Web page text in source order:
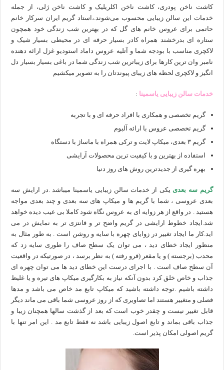
کاشت ناخن پودری، کاشت ناخن اکلریلیک و کاشت ناخن ژلی، از جمله
خدمات این سالن زیبایی محسوب می‌شوند.،استاد گریم ایران سرکار خانم
حاتمی برای عروس خانم های گل که در بهترین شب زندگی خود همچون
ستاره ای بدرخشند همراه کادر بسیار حرفه ای در محیطی بسیار شیک و
لاکچری مناسب با بودجه شما و آتلیه عروس داماد استودیو غزل ارائه دهنده
نامبر وان ترین کارها برای زیباترین شب زندگی شما در باغی بسیار بسیار دل
انگیز و لاکچری لحظه های زیبای پیوندتان را به تصویر میکشیم
خدمات سالن زیبایی یاسمینا :
گریم تخصصی و همکاری با افراد حرفه ای و با تجربه
گریم تخصصی عروس با ارائه آلبوم
گریم ۳ بعدی، میکاپ لایت و ترکی همراه با ماساژ با دستگاه
استفاده از بهترین و با کیفیت ترین محصولات آرایشی
بهره گیری از جدیدترین روش های روز دنیا
گریم سه بعدی یکی از خدمات سالن زیبایی یاسمینا میباشد .در ارایش سه
بعدی عروسی ، شما با گریم ها و میکاپ های سه بعدی و چند بعدی مواجه
هستید . در واقع از هر زوایه ای به عروس نگاه شود کاملا بی عیب دیده خواهد
شد.ایجاد خطوط ارایشی در گریم واضح تر و فانتزی تر به نمایش در می
اید.کار ما ایجاد تغییر در زوایای چهره با سایه و روشن است . به طور مثال به
منظور ایجاد خطای دید ، می توان یک سطح صاف را طوری سایه زد که
محدب (برجسته ) و یا مقعر (فرو رفته ) به نظر برسد ، در صورتیکه در واقعیت
آن سطح صاف است . با اجرای درست این خطای دید ها می توان چهره ای
جذاب و خاص خلق کرد بدون آنکه نیاز به بکارگیری میکاپ های تیره و یا غلیظ
داشته باشیم .توجه داشته باشید که میکاپ تابع مد خاص می باشد و مدها
فصلی و متغییر هستند اما تصاویری که از روز عروسی شما باقی می ماند دیگر
قابل تغییر نیست و چقدر خوب است که بعد از گذشت سالها همچنان زیبا و
جذاب باقی بماند و تابع اصول زیبایی باشد نه فقط تابع مد . این امر تنها با
گریم اصولی امکان پذیر است.